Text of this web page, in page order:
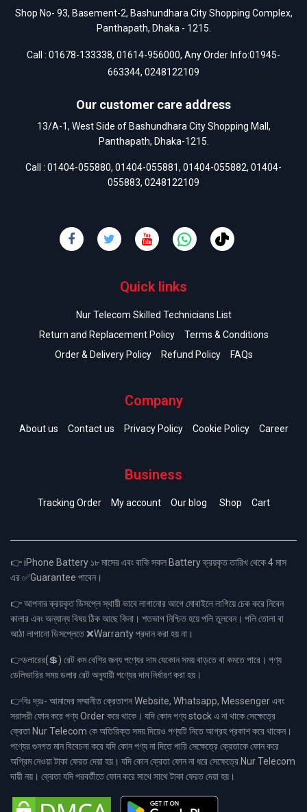
Shop No- 93, Basement-2, Bashundhara City Shopping Complex,
Panthapath, Dhaka - 1215.
Call : 01678-133338, 01614-956000, Any Order Info:01945-
663344, 0248122109
Our customer care address
13/A-1, West Side of Bashundhara City Shopping Mall,
Panthapath, Dhaka-1215.
Call : 01404-055880, 01404-055881, 01404-055882, 01404-
055883, 0248122109
Quick links
Nur Telecom Skilled Technicians List
Return and Replacement Policy
Terms & Conditions
Order & Delivery Policy
Refund Policy FAQs
Company
About us Contact us Privacy Policy Cookie Policy Career
Business
Tracking Order My account Our blog Shop Cart
👉 iPhone Battery ১৮ মাসের এবং বাকি সকল Battery ক্রয়কৃত তারিখ থেকে 4 মাস
এর ✅Guarantee পাবেন।
👉 আপনার ক্রয়কৃত ডিসপ্লে স্থায়ী ভাবে লাগানোর আগে মোবাইলে লাগিয়ে চেক করে নিবেন
কালার এবং অন্যান্য বিষয় ঠিক আছে কিনা। শতভাগ নিশ্চিত হয়ে পলি তুলবেন। পলি তোলা বা
আঠা লাগানো ডিসপ্লেতে ❌Warranty প্রদান করা হয় না।
👉ডলারের(💲) রেট কম বেশির জন্য পণ্যের দাম যেকোন সময় বাড়তে বা কমতে পারে। পণ্য
ডেলিভারির সময় ডলার রেট অনুযায়ী পণ্যের দাম নির্ধারণ করা হয়।
👉বিঃ দ্রঃ- আমাদের সম্মানীত ক্রেতাগন Website, Whatsapp, Messenger এবং
সরাসরী ফোন করে পণ্য Order করে থাকে। যদি কোন পণ্য stock এ না থাকে সেক্ষেত্রে
ক্রেতা Nur Telecom কে অতিরিক্ত সময় দিয়েও পণ্যটি নিতে আগ্রহ প্রকাশ করে থাকেন।
পণ্যের গুনগত মান বিবেচনা করে যদি কোন পণ্য না দিতে পারি সেক্ষেত্রে ক্রেতাকে ফোন করে
অগ্রিম নেওয়া টাকা ফেরত দেয়া হয়। যদি কোন ক্রেতা ফোন না ধরে সেক্ষেত্রে Nur Telecom
দায়ী নয়। ক্রেতা যদি পরবর্তীতে ফোন করে সাথে সাথে টাকা ফেরত দেয়া হয়।